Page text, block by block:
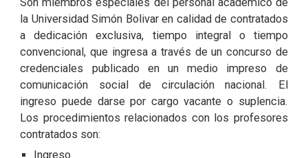
la Universidad Simón Bolivar en calidad de contratados
a dedicación exclusiva, tiempo integral o tiempo
convencional, que ingresa a través de un concurso de
credenciales publicado en un medio impreso de
comunicación social de circulación nacional. El
ingreso puede darse por cargo vacante o suplencia.
Los procedimientos relacionados con los profesores
contratados son:
Ingreso